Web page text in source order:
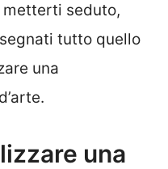
seduto,
tutto quello
una
una